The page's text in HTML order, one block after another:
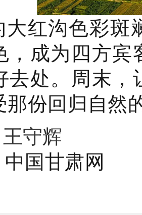
大红沟色彩斑
，成为四方
去处。周末
那份回归自然
守辉
国甘肃网